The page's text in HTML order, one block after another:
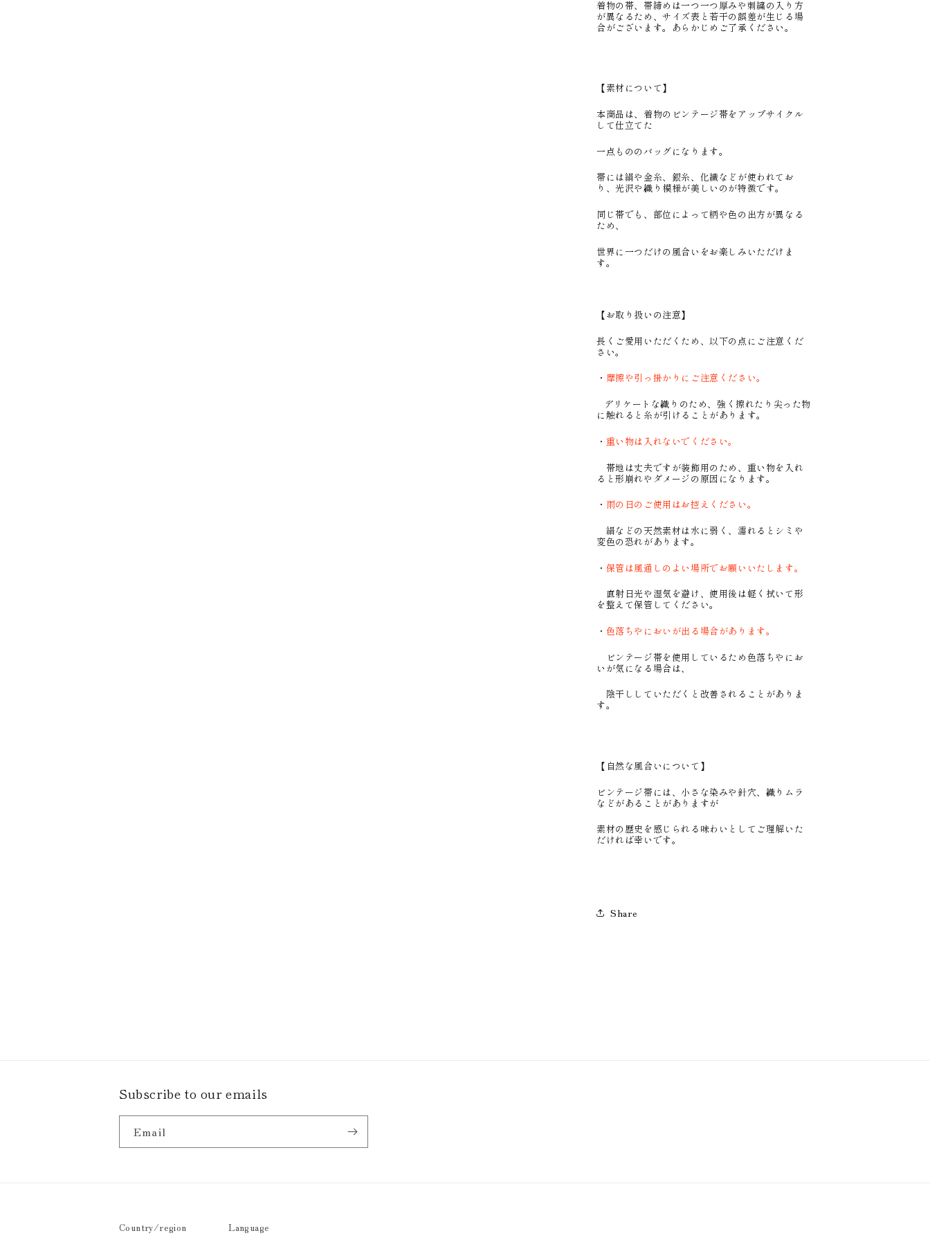
着物の帯、帯締めは一つ一つ厚みや刺繍の入り方
が異なるため、サイズ表と若干の誤差が生じる場
合がございます。あらかじめご了承ください。
【素材について】
本商品は、着物のビンテージ帯をアップサイクル
して仕立てた
一点もののバッグになります。
帯には絹や金糸、銀糸、化繊などが使われてお
り、光沢や織り模様が美しいのが特徴です。
同じ帯でも、部位によって柄や色の出方が異なる
ため、
世界に一つだけの風合いをお楽しみいただけま
す。
【お取り扱いの注意】
長くご愛用いただくため、以下の点にご注意くだ
さい。
・ 摩擦や引っ掛かりにご注意ください。
デリケートな織りのため、強く擦れたり尖った物
に触れると糸が引けることがあります。
・ 重い物は入れないでください。
帯地は丈夫ですが装飾用のため、重い物を入れ
ると形崩れやダメージの原因になります。
・ 雨の日のご使用はお控えください。
絹などの天然素材は水に弱く、濡れるとシミや
変色の恐れがあります。
・ 保管は風通しのよい場所でお願いいたします。
直射日光や湿気を避け、使用後は軽く拭いて形
を整えて保管してください。
・ 色落ちやにおいが出る場合があります。
ビンテージ帯を使用しているため色落ちやにお
いが気になる場合は、
陰干ししていただくと改善されることがありま
す。
【自然な風合いについて】
ビンテージ帯には、小さな染みや針穴、織りムラ
などがあることがありますが
素材の歴史を感じられる味わいとしてご理解いた
だければ幸いです。
Share
Subscribe to our emails
Email
Country/region Language